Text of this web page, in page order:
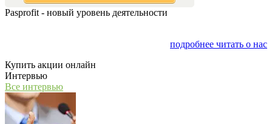
Pasprofit - новый уровень деятельности
подробнее читать о нас
Купить акции онлайн
Интервью
Все интервью